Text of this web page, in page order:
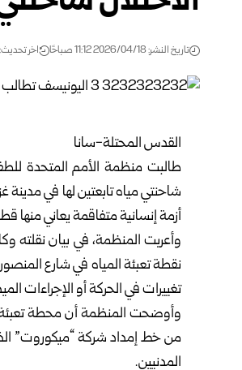
تاريخ النشر: 2026/04/18 11:12 صباحًا اخر تحديث: 2026/04/18 11:12 صباحًا
القدس المحتلة-سانا
طالبت منظمة الأمم المتحدة
شاحنتي مياه تابعتين لها في مدينة
أزمة إنسانية متفاقمة يعاني منها
وأعربت المنظمة، في بيان نقلته
نقطة تعبئة المياه في شارع
تغييرات في الحركة أو الإجراءات
وأوضحت المنظمة أن محطة تعبئة
من خط إمداد شركة “ميكوروت” الذي
المدنيين.